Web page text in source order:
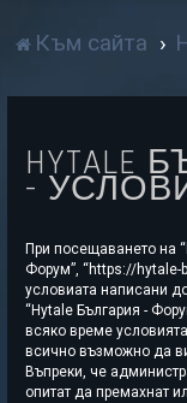
Към сайта
-
При посещаването на
Форум”, “https://hytale-
условиата написани
“Hytale България -
всяко време
всично възможно да
Въпреки, че
опитат да премахнат